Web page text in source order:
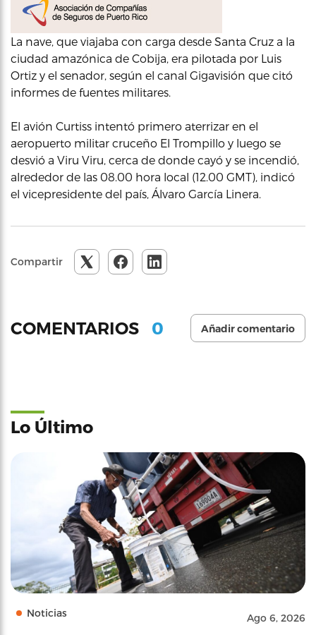
La nave, que viajaba con carga desde Santa Cruz a la
ciudad amazónica de Cobija, era pilotada por Luis
Ortiz y el senador, según el canal Gigavisión que citó
informes de fuentes militares.
El avión Curtiss intentó primero aterrizar en el
aeropuerto militar cruceño El Trompillo y luego se
desvió a Viru Viru, cerca de donde cayó y se incendió,
alrededor de las 08.00 hora local (12.00 GMT), indicó
el vicepresidente del país, Álvaro García Linera.
Compartir
COMENTARIOS 0 Añadir comentario
Lo Último
Noticias Ago 6, 2026